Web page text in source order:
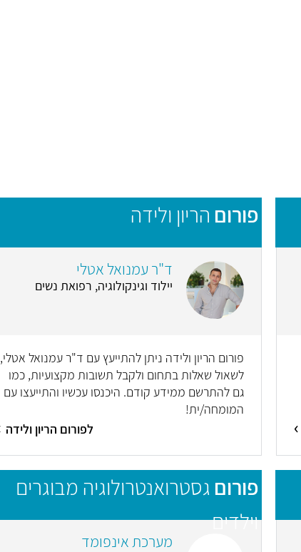
פורום הריון ולידה
ד"ר עמנואל אטלי
יילוד וגינקולוגיה, רפואת נשים
פורום הריון ולידה ניתן להתייעץ עם ד"ר עמנואל אטלי,
לשאול שאלות בתחום ולקבל תשובות מקצועיות, כמו
גם להתרשם ממידע קודם. היכנסו עכשיו והתייעצו עם
המומחה/ית!
לפורום הריון ולידה
פורום גסטרואנטרולוגיה מבוגרים
וילדים
מערכת אינפומד